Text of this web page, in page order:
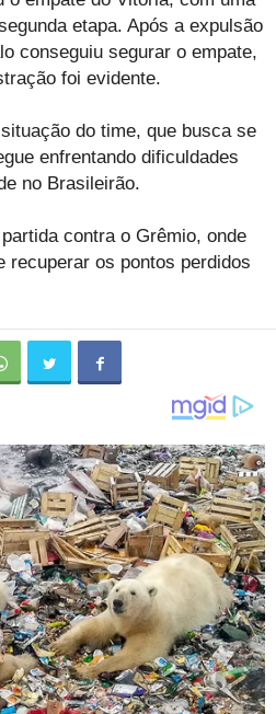
etapa. Após a expulsão
conseguiu segurar o empate,
foi evidente.
do time, que busca se
enfrentando dificuldades
no Brasileirão.
contra o Grêmio, onde
recuperar os pontos perdidos